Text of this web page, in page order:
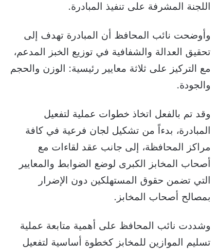
اللجنة المشرفة على تنفيذ المبادرة.
وأوضحت نائب المحافظ أن المبادرة تهدف إلى
تحقيق العدالة والشفافية في توزيع الخبز المدعم،
مع التركيز على ثلاثة معايير رئيسية: الوزن والحجم
والجودة.
وقد تم بالفعل اتخاذ خطوات عملية لتفعيل
المبادرة، بدءاً من تشكيل لجان فرعية في كافة
مراكز المحافظة، إلى جانب عقد لقاءات مع
أصحاب المخابز الكبرى لوضع الضوابط والمعايير
التي تضمن حقوق المستهلكين دون الإضرار
بمصالح أصحاب المخابز.
وشددت نائب المحافظ على أهمية متابعة عملية
تسليم الموازين للمخابز كخطوة أساسية لتفعيل